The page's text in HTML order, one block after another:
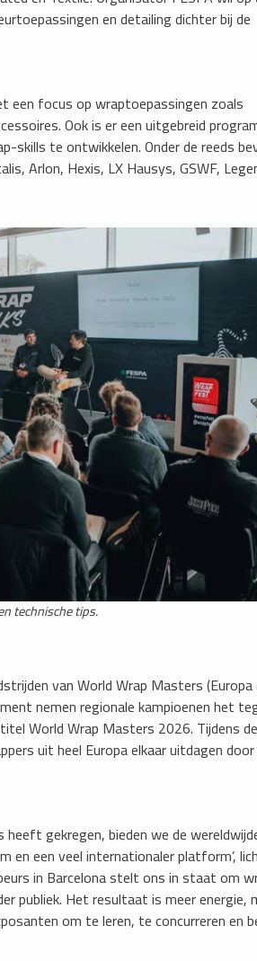
en detailing dichter bij de
een focus op wraptoepassingen zoals
Ook is er een uitgebreid
skills te ontwikkelen. Onder de reeds
Arlon, Hexis, LX Hausys, GSWF,
technische tips.
van World Wrap Masters (Europa
nemen regionale kampioenen het
World Wrap Masters 2026. Tijdens
uit heel Europa elkaar uitdagen
heeft gekregen, bieden we de
een veel internationaler platform’,
in Barcelona stelt ons in staat om
publiek. Het resultaat is meer energie,
om te leren, te concurreren en